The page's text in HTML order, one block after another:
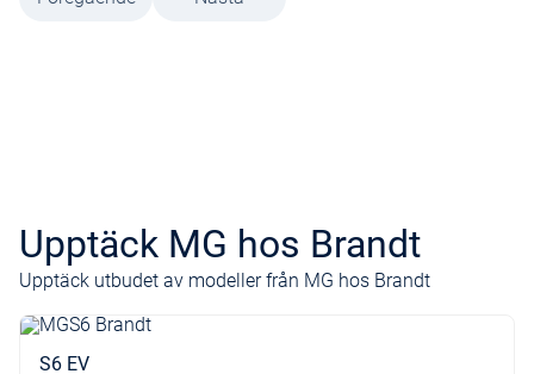
Upptäck MG hos Brandt
Upptäck utbudet av modeller från MG hos Brandt
S6 EV